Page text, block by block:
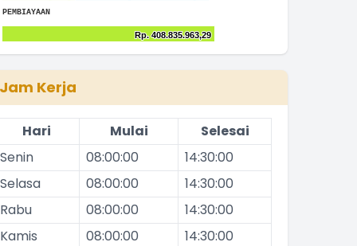
The chart has 1 Y axis displaying values. Range: 0 to
Bar chart with 2 data series.
The chart has 1 X axis displaying categories.
The chart has 1 Y axis displaying values. Range: 0 to
End of interactive chart.
PEMBIAYAAN
Chart
Bar chart with 2 data series.
The chart has 1 X axis displaying categories.
The chart has 1 Y axis displaying values. Range: 0 to
Rp. 408.835.963,29
Rp. 408.835.963,29
Jam Kerja
Hari Mulai
Selesai
Senin
08:00:00
14:30:00
Selasa
08:00:00
14:30:00
Rabu
08:00:00
14:30:00
Kamis
08:00:00
14:30:00